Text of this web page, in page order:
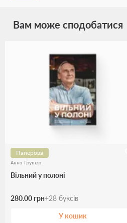
Вам може сподобатися
Паперова
Анна Грувер
Вільний у полоні
280.00 грн+28 буксів
У кошик